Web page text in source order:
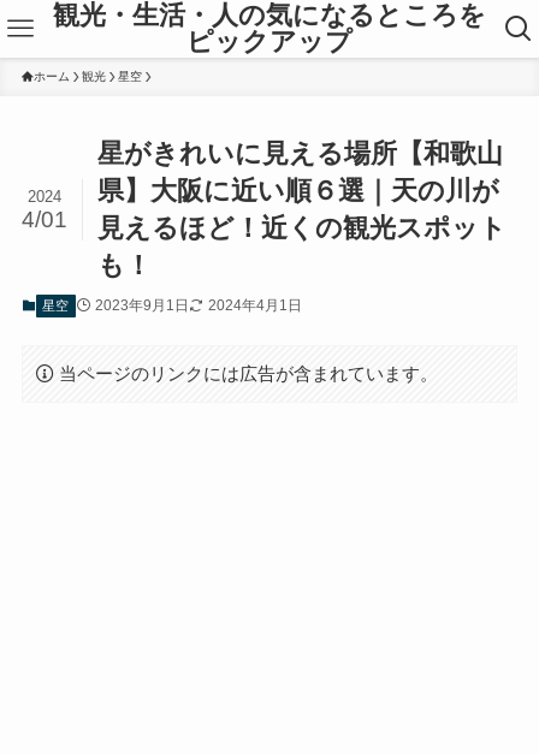
観光・生活・人の気になるところを
ピックアップ
ホーム 観光 星空
星がきれいに見える場所【和歌山
県】大阪に近い順６選｜天の川が
見えるほど！近くの観光スポット
も！
2024
4/01
星空 2023年9月1日 2024年4月1日
当ページのリンクには広告が含まれています。